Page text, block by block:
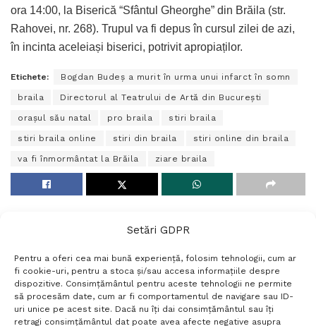
Setări GDPR
Pentru a oferi cea mai bună experiență, folosim tehnologii, cum ar
fi cookie-uri, pentru a stoca și/sau accesa informațiile despre
dispozitive. Consimțământul pentru aceste tehnologii ne permite
să procesăm date, cum ar fi comportamentul de navigare sau ID-
uri unice pe acest site. Dacă nu îți dai consimțământul sau îți
retragi consimțământul dat poate avea afecte negative asupra
ora 14:00, la Biserică “Sfântul Gheorghe” din Brăila (str.
Rahovei, nr. 268). Trupul va fi depus în cursul zilei de azi,
în incinta aceleiași biserici, potrivit apropiaților.
Etichete: Bogdan Budeș a murit în urma unui infarct în somn
braila Directorul al Teatrului de Artă din București
orașul său natal pro braila stiri braila
stiri braila online stiri din braila stiri online din braila
va fi înmormântat la Brăila ziare braila
Termeni si conditii Politică de confidențialitate